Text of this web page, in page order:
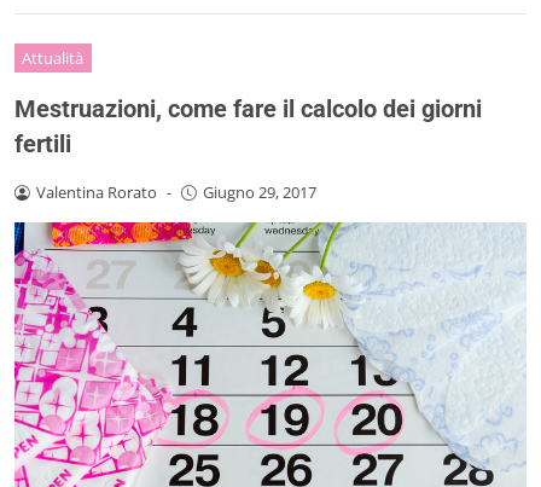
Attualità
Mestruazioni, come fare il calcolo dei giorni
fertili
Valentina Rorato - Giugno 29, 2017